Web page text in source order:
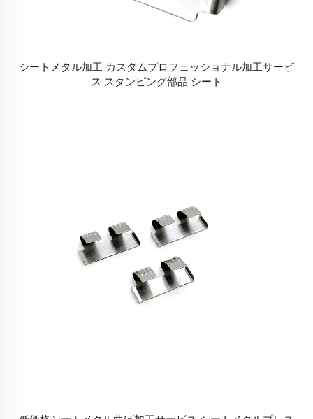
シートメタル加工 カスタムプロフェッショナル加工サービ
ス スタンピング部品 シート